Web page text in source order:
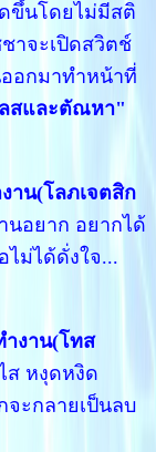
ขึ้นโดยไม่มีสติ
าจะเปิดสวิตช์
อกมาทำหน้าที่
สและตัณหา"
าน(โลภเจตสิก
นอยาก อยากได้
ม่ได้ดั่งใจ...
งาน(โทส
ส หงุดหงิด
จะกลายเป็นลบ